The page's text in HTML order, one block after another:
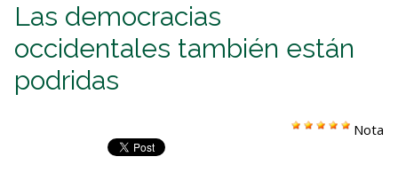
Las democracias
occidentales también están
podridas
Nota